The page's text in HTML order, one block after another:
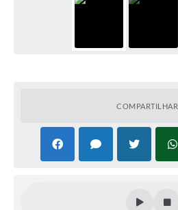
COMPARTILHAR